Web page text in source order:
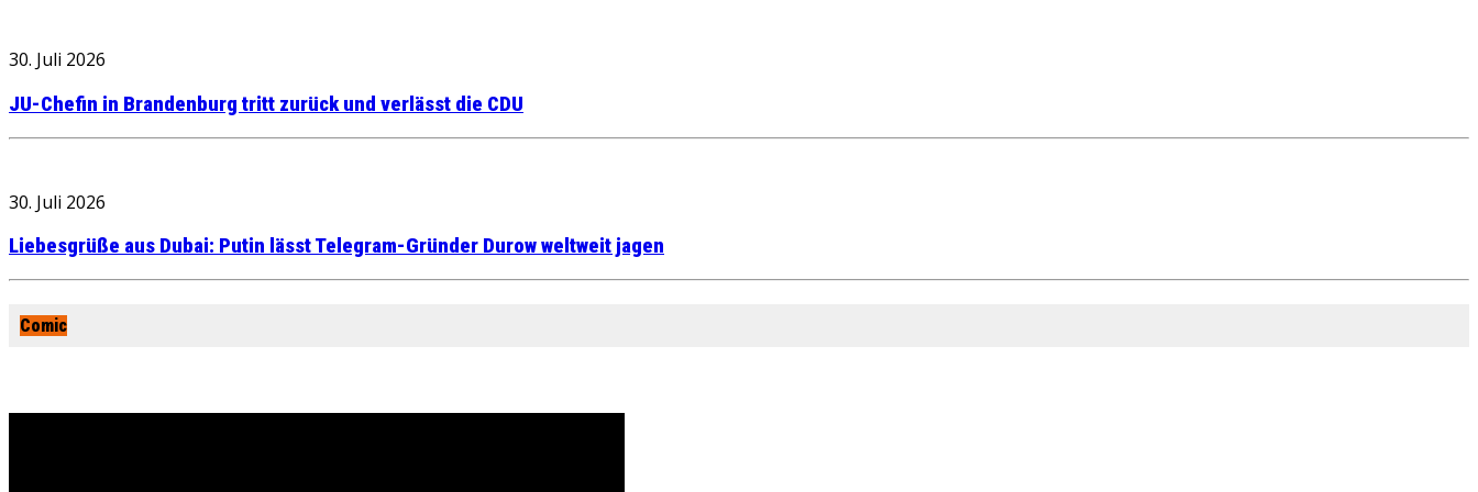
30. Juli 2026
JU-Chefin in Brandenburg tritt zurück und verlässt die CDU
30. Juli 2026
Liebesgrüße aus Dubai: Putin lässt Telegram-Gründer Durow weltweit jagen
Comic